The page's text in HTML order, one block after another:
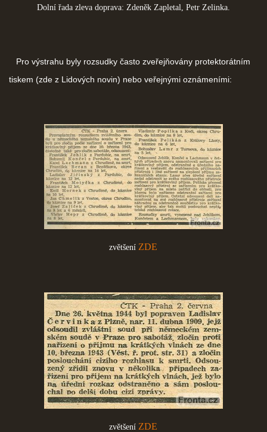
Dolní řada zleva doprava: Zdeněk Zapletal, Petr Zelinka.
Pro výstrahu byly rozsudky často zveřejňovány protektorátním
tiskem (zde z Lidových novin) nebo veřejnými oznámeními:
zvětšení ZDE
zvětšení ZDE